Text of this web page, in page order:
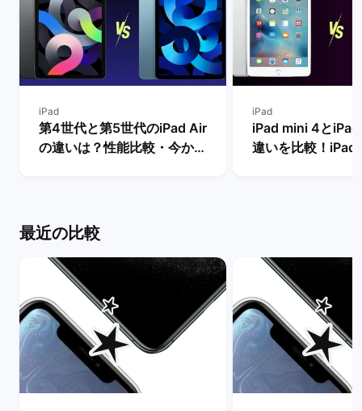
iPad
第4世代と第5世代のiPad Air
の違いは？性能比較・今から
iPad
iPad mini 4と
違いを比較！iPad
最近の比較